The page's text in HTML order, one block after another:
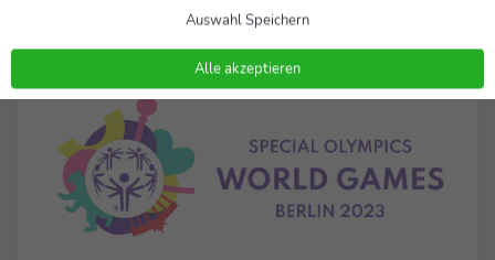
Auswahl Speichern
Alle akzeptieren